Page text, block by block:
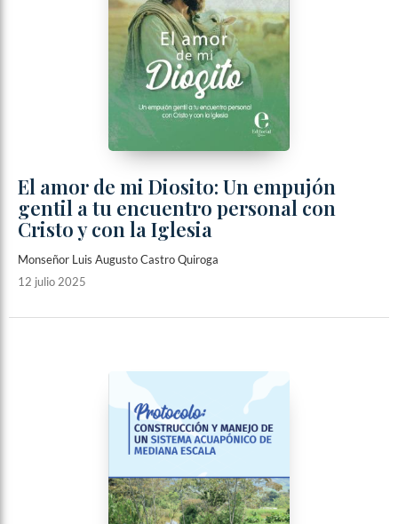
El amor de mi Diosito: Un empujón
gentil a tu encuentro personal con
Cristo y con la Iglesia
Monseñor Luis Augusto Castro Quiroga
12 julio 2025